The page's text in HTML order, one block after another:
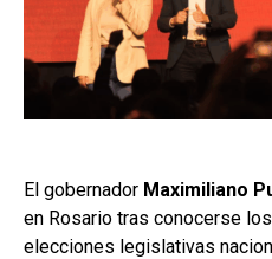
El gobernador Maximiliano
en Rosario tras conocerse
elecciones legislativas